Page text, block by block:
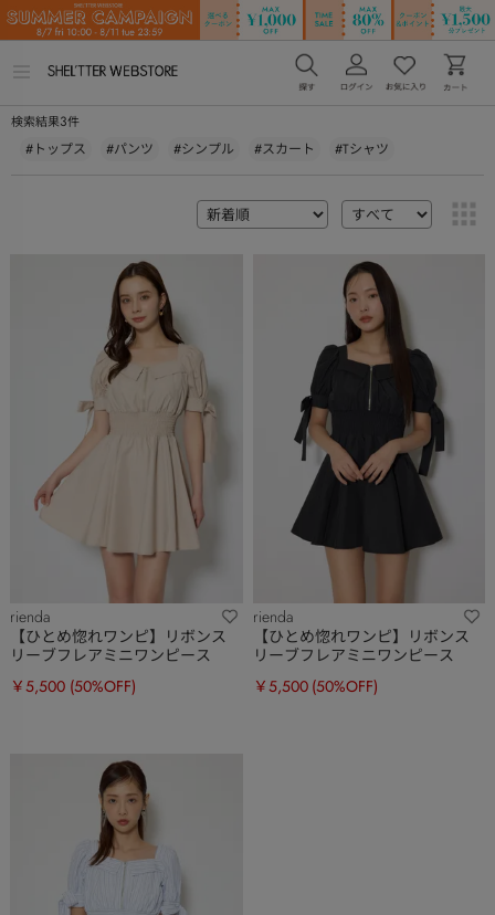
ー
を
検索結果3件
#トップス #パンツ #シンプル #スカート #Tシャツ
rienda
【ひとめ惚れワンピ】リボンス
リーブフレアミニワンピース
￥5,500 (50%OFF)
rienda
【ひとめ惚れワンピ】リボンス
リーブフレアミニワンピース
￥5,500 (50%OFF)